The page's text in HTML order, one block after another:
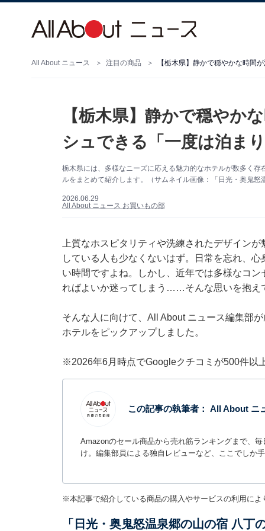
All About ニュース 注目の商品 【栃木県】静かで穏やかな時間
【栃木県】静かで穏やか
シュできる「一度は泊ま
栃木県には、多様なニーズに応える魅力的なホテルが数多く
ルをまとめて紹介します。（サムネイル画像：「日光・奥鬼
2026.06.29
All About ニュース お買いもの部
上質なホスピタリティや洗練されたデザイン
している人も少なくないはず。日常を忘れ、
い時間ですよね。しかし、近年では多様なコ
ればよいか迷ってしまう……そんな思いを抱え
そんな人に向けて、All About ニュース編集部
ホテルをピックアップしました。
※2026年6月時点でGoogleクチコミが500件以
この記事の執筆者： All About ニ
Amazonのセール商品から売れ筋ランキングまで、
け。編集部員による独自レビューなど、ここでしか
※本記事で紹介している商品の購入やサービスの利用に
「日光・奥鬼怒温泉郷の山の宿 八丁